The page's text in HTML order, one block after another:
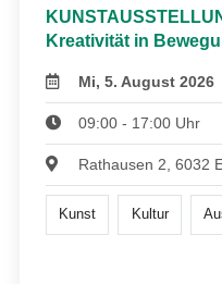
Kreativität in
Mi, 5. August 2026
09:00 - 17:00 Uhr
Rathausen 2, 6032
Kunst Kultur